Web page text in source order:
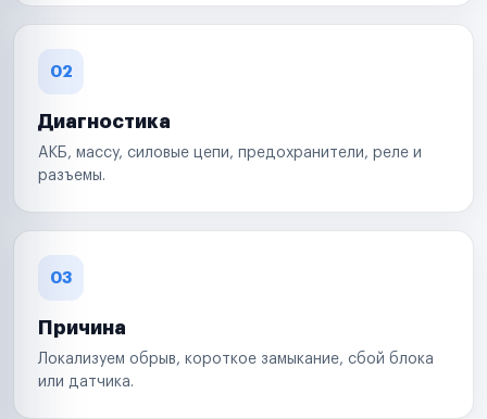
02
Диагностика
АКБ, массу, силовые цепи, предохранители, реле и
разъемы.
03
Причина
Локализуем обрыв, короткое замыкание, сбой блока
или датчика.